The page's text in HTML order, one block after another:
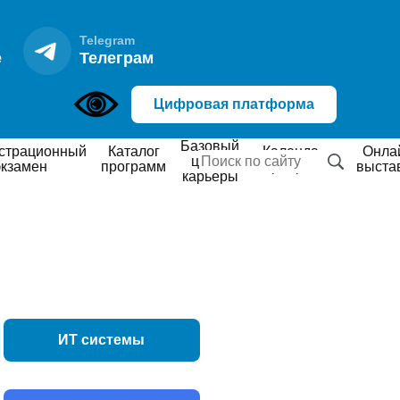
Telegram
Телеграм
Цифровая платформа
Каталог
программ
Базовый
центр
карьеры
Календарь
мероприятий
Онлайн
ИТ системы